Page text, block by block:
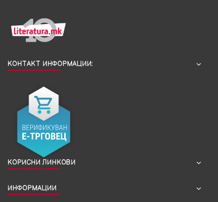
КОНТАКТ ИНФОРМАЦИИ:
КОРИСНИ ЛИНКОВИ
ИНФОРМАЦИИ